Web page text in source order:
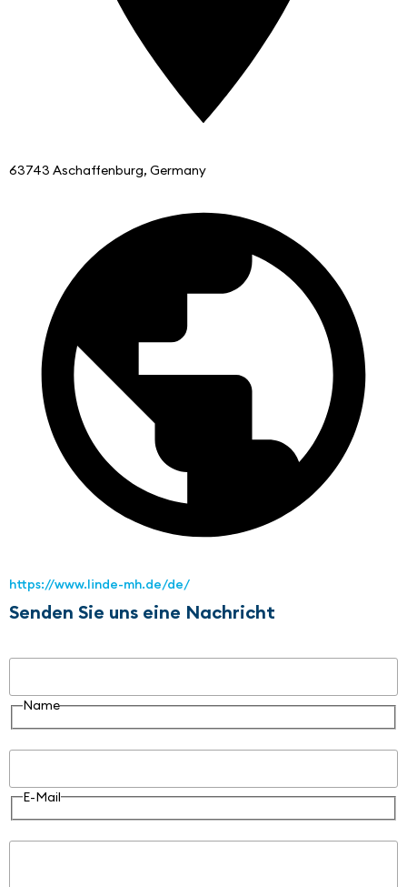
63743 Aschaffenburg, Germany
https://www.linde-mh.de/de/
Senden Sie uns eine Nachricht
Name
E-Mail